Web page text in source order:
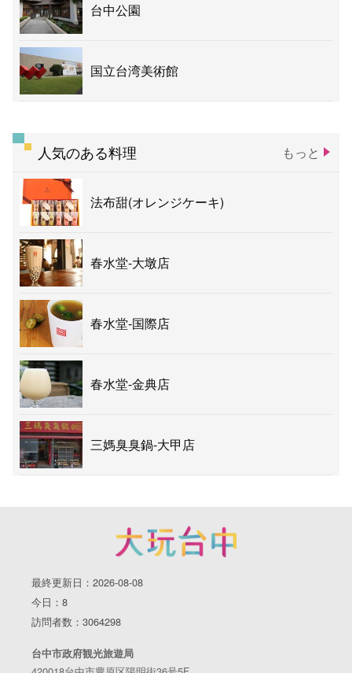
台中公園
国立台湾美術館
人気のある料理 もっと
法布甜(オレンジケーキ)
春水堂-大墩店
春水堂-国際店
春水堂-金典店
三媽臭臭鍋-大甲店
最終更新日：2026-08-08
今日：8
訪問者数：3064298
台中市政府観光旅遊局